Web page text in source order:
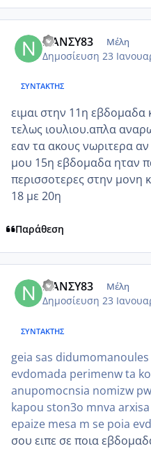
ΝΑΝΣΥ83 Μέλη
Δημοσίευση 23
ΣΥΝΤΆΚΤΗΣ
ειμαι στην 11η
τελως ιουλιου.απλα
εαν τα ακους νωριτερα
μου 15η εβδομαδα ηταν
περισσοτερες στην μονη
18 με 20η
Παράθεση
ΝΑΝΣΥ83 Μέλη
Δημοσίευση 23
ΣΥΝΤΆΚΤΗΣ
geia sas
evdomada perimenw ta
anupomocnsia nomizw
kapou ston3o mnva
epaize mesa m se poia
σου ειπε σε ποια